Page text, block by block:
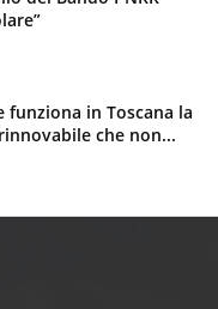
in Toscana la
che non...